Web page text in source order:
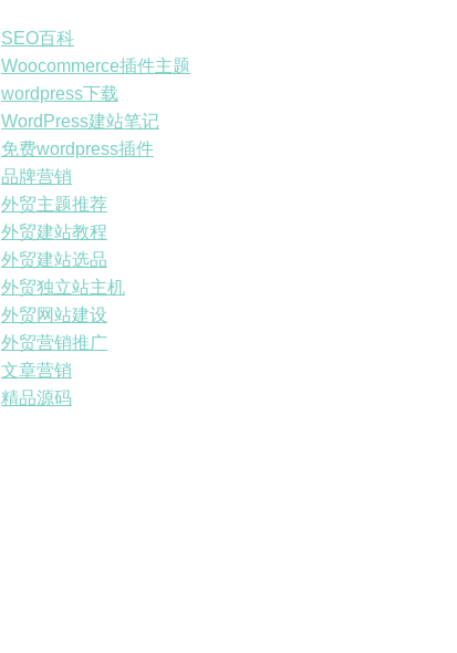
SEO百科
Woocommerce插件主题
wordpress下载
WordPress建站笔记
免费wordpress插件
品牌营销
外贸主题推荐
外贸建站教程
外贸建站选品
外贸独立站主机
外贸网站建设
外贸营销推广
文章营销
精品源码